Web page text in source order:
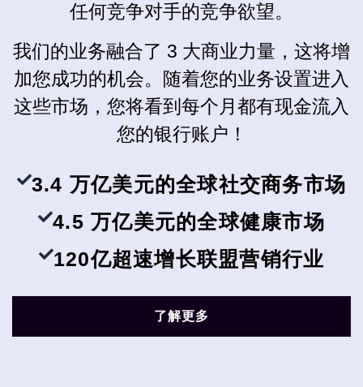
任何竞争对手的竞争欲望。
我们的业务融合了 3 大商业力量，这将增
加您成功的机会。随着您的业务设置进入
这些市场，您将看到每个月都有现金流入
您的银行账户！
3.4 万亿美元的全球社交商务市场
4.5 万亿美元的全球健康市场
120亿超速增长联盟营销行业
了解更多